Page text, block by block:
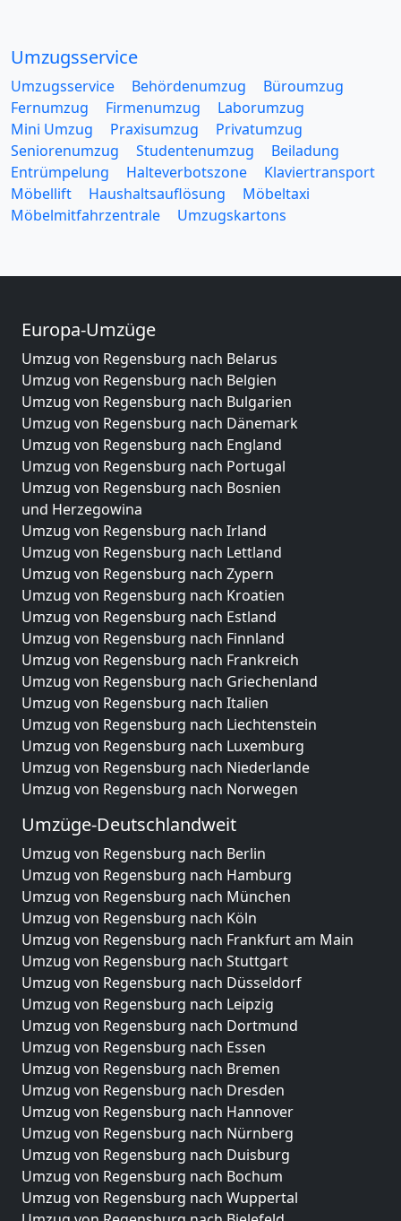
Umzugsservice
Umzugsservice Behördenumzug
Büroumzug
Fernumzug
Firmenumzug
Laborumzug
Mini Umzug
Praxisumzug
Privatumzug
Seniorenumzug
Studentenumzug
Beiladung
Entrümpelung
Halteverbotszone
Klaviertransport
Möbellift
Haushaltsauflösung
Möbeltaxi
Möbelmitfahrzentrale
Umzugskartons
Europa-Umzüge
Umzug von Regensburg nach Belarus
Umzug von Regensburg nach Belgien
Umzug von Regensburg nach Bulgarien
Umzug von Regensburg nach Dänemark
Umzug von Regensburg nach England
Umzug von Regensburg nach Portugal
Umzug von Regensburg nach Bosnien
und Herzegowina
Umzug von Regensburg nach Irland
Umzug von Regensburg nach Lettland
Umzug von Regensburg nach Zypern
Umzug von Regensburg nach Kroatien
Umzug von Regensburg nach Estland
Umzug von Regensburg nach Finnland
Umzug von Regensburg nach Frankreich
Umzug von Regensburg nach Griechenland
Umzug von Regensburg nach Italien
Umzug von Regensburg nach Liechtenstein
Umzug von Regensburg nach Luxemburg
Umzug von Regensburg nach Niederlande
Umzug von Regensburg nach Norwegen
Umzüge-Deutschlandweit
Umzug von Regensburg nach Berlin
Umzug von Regensburg nach Hamburg
Umzug von Regensburg nach München
Umzug von Regensburg nach Köln
Umzug von Regensburg nach Frankfurt am Main
Umzug von Regensburg nach Stuttgart
Umzug von Regensburg nach Düsseldorf
Umzug von Regensburg nach Leipzig
Umzug von Regensburg nach Dortmund
Umzug von Regensburg nach Essen
Umzug von Regensburg nach Bremen
Umzug von Regensburg nach Dresden
Umzug von Regensburg nach Hannover
Umzug von Regensburg nach Nürnberg
Umzug von Regensburg nach Duisburg
Umzug von Regensburg nach Bochum
Umzug von Regensburg nach Wuppertal